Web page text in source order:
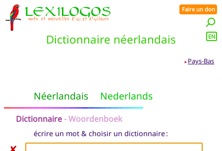
Dictionnaire néerlandais
Faire un don
EN
➤ Pays-Bas
Néerlandais Nederlands
Dictionnaire- Woordenboek
écrire un mot & choisir un dictionnaire :